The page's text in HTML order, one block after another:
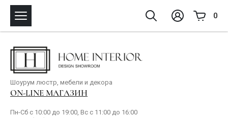
0
Шоурум люстр, мебели и декора
ON-LINE МАГАЗИН
Пн-Сб с 10:00 до 19:00, Вс с 11:00 до 16:00